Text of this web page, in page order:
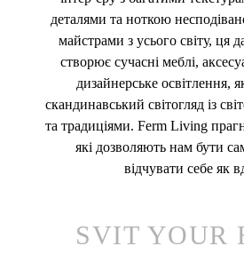
деталями та ноткою
майстрами з усього світу, ця
створює сучасні меблі,
дизайнерське освітлення,
скандинавський світогляд із
та традиціями. Ferm Living
які дозволяють нам бути
відчувати себе як
SVIT YOUR